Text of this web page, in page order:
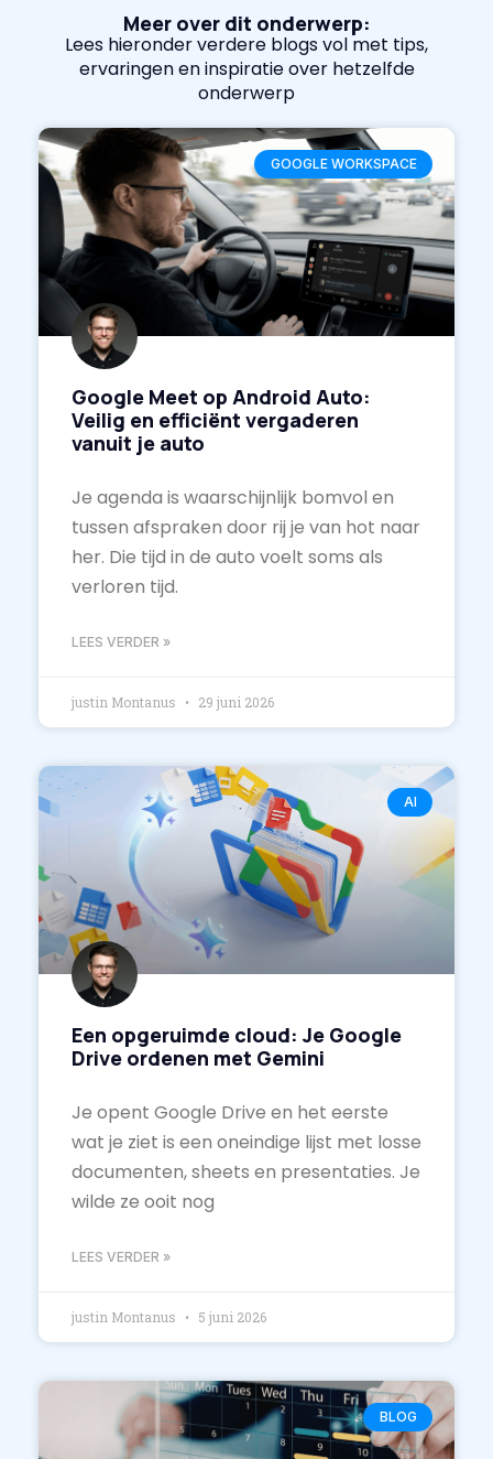
Meer over dit onderwerp:
Lees hieronder verdere blogs vol met tips,
ervaringen en inspiratie over hetzelfde
onderwerp
GOOGLE WORKSPACE
Google Meet op Android Auto:
Veilig en efficiënt vergaderen
vanuit je auto
Je agenda is waarschijnlijk bomvol en
tussen afspraken door rij je van hot naar
her. Die tijd in de auto voelt soms als
verloren tijd.
LEES VERDER »
justin Montanus 29 juni 2026
AI
Een opgeruimde cloud: Je Google
Drive ordenen met Gemini
Je opent Google Drive en het eerste
wat je ziet is een oneindige lijst met losse
documenten, sheets en presentaties. Je
wilde ze ooit nog
LEES VERDER »
justin Montanus 5 juni 2026
BLOG